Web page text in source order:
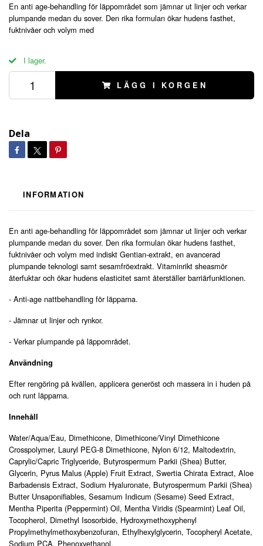
En anti age-behandling för läppområdet som jämnar ut linjer och verkar
plumpande medan du sover. Den rika formulan ökar hudens fasthet,
fuktnivåer och volym med
I lager.
LÄGG I KORGEN
Dela
INFORMATION
En anti age-behandling för läppområdet som jämnar ut linjer och verkar
plumpande medan du sover. Den rika formulan ökar hudens fasthet,
fuktnivåer och volym med indiskt Gentian-extrakt, en avancerad
plumpande teknologi samt sesamfröextrakt. Vitaminrikt sheasmör
återfuktar och ökar hudens elasticitet samt återställer barriärfunktionen.
- Anti-age nattbehandling för läpparna.
- Jämnar ut linjer och rynkor.
- Verkar plumpande på läppområdet.
Användning
Efter rengöring på kvällen, applicera generöst och massera in i huden på
och runt läpparna.
Innehåll
Water/Aqua/Eau, Dimethicone, Dimethicone/Vinyl Dimethicone
Crosspolymer, Lauryl PEG-8 Dimethicone, Nylon 6/12, Maltodextrin,
Caprylic/Capric Triglyceride, Butyrospermum Parkii (Shea) Butter,
Glycerin, Pyrus Malus (Apple) Fruit Extract, Swertia Chirata Extract, Aloe
Barbadensis Extract, Sodium Hyaluronate, Butyrospermum Parkii (Shea)
Butter Unsaponifiables, Sesamum Indicum (Sesame) Seed Extract,
Mentha Piperita (Peppermint) Oil, Mentha Viridis (Spearmint) Leaf Oil,
Tocopherol, Dimethyl Isosorbide, Hydroxymethoxyphenyl
Propylmethylmethoxybenzofuran, Ethylhexylglycerin, Tocopheryl Acetate,
Sodium PCA, Phenoxyethanol.